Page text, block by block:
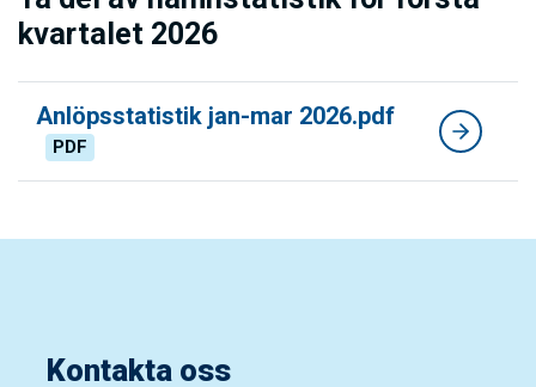
kvartalet 2026
Anlöpsstatistik jan-mar 2026.pdf
PDF
Kontakta oss